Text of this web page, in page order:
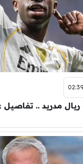
ريال مدريد ..